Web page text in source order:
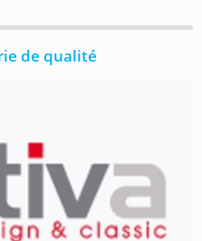
de qualité